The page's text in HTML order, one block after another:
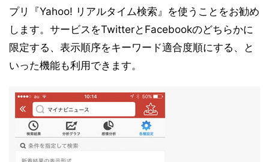
プリ『Yahoo! リアルタイム検索』を使うことをお勧め
します。サービスをTwitterとFacebookのどちらかに
限定する、表示順序をキーワード適合度順にする、と
いった機能も利用できます。